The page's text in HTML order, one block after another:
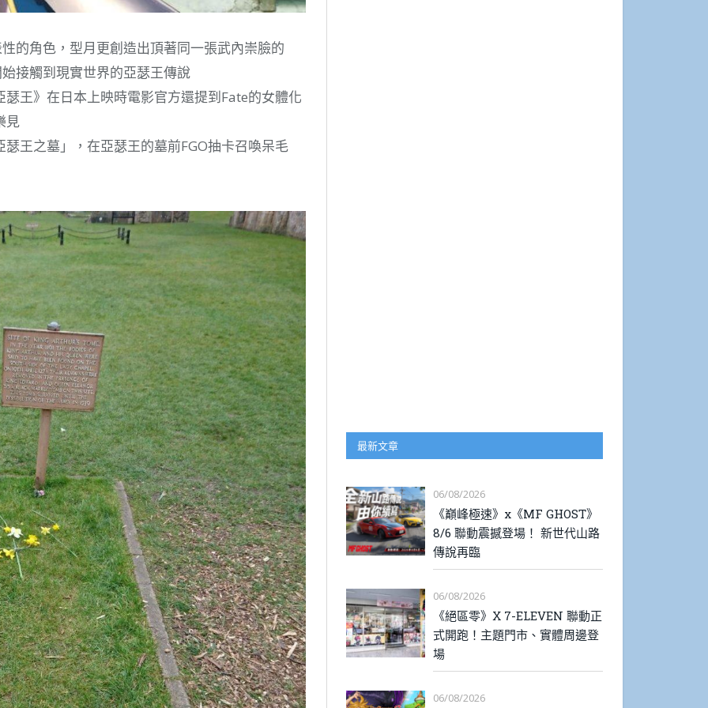
的角色，型月更創造出頂著同一張武內崇臉的
接觸到現實世界的亞瑟王傳說
王》在日本上映時電影官方還提到Fate的女體化
見
王之墓」，在亞瑟王的墓前FGO抽卡召喚呆毛
最新文章
06/08/2026
《巔峰極速》x《MF GHOST》
8/6 聯動震撼登場！ 新世代山路
傳說再臨
06/08/2026
《絕區零》X 7-ELEVEN 聯動正
式開跑！主題門市、實體周邊登
場
06/08/2026